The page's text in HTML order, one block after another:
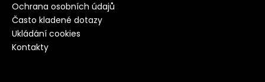
Ochrana osobních údajů
Často kladené dotazy
Ukládání cookies
Kontakty